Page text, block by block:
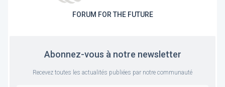
FORUM FOR THE FUTURE
Abonnez-vous à notre newsletter
Recevez toutes les actualités publiées par notre communauté